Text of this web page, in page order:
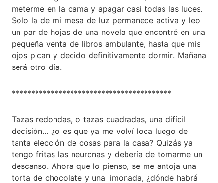
meterme en la cama y apagar casi todas las luces.
Solo la de mi mesa de luz permanece activa y leo
un par de hojas de una novela que encontré en una
pequeña venta de libros ambulante, hasta que mis
ojos pican y decido definitivamente dormir. Mañana
será otro día.
*****************************************
Tazas redondas, o tazas cuadradas, una difícil
decisión... ¿o es que ya me volví loca luego de
tanta elección de cosas para la casa? Quizás ya
tengo fritas las neuronas y debería de tomarme un
descanso. Ahora que lo pienso, se me antoja una
torta de chocolate y una limonada, ¿dónde habrá